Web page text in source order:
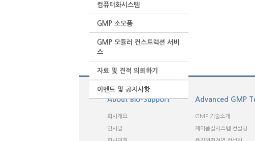
컴퓨터화시스템
GMP 소모품
GMP 모듈러 컨스트럭션 서비
스
자료 및 견적 의뢰하기
이벤트 및 공지사항